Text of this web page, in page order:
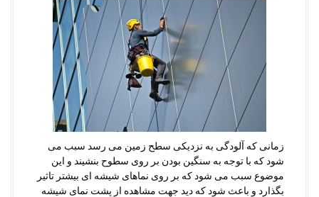
زمانی که آلودگی به نزدیکی سطح زمین می رسد سبب می
شود که با توجه به سنگین بودن بر روی سطوح بنشیند و این
موضوع سبب می شود که بر روی نماهای شیشه ای بیشتر تاثیر
بگذارد و باعث شود که دید جهت مشاهده از پشت نمای شیشه